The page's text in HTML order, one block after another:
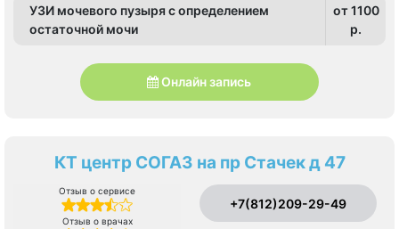
УЗИ мочевого пузыря с определением
остаточной мочи
от 1100
p.
Онлайн запись
КТ центр СОГАЗ на пр Стачек д 47
Отзыв о сервисе
Отзыв о врачах
+7(812)209-29-49